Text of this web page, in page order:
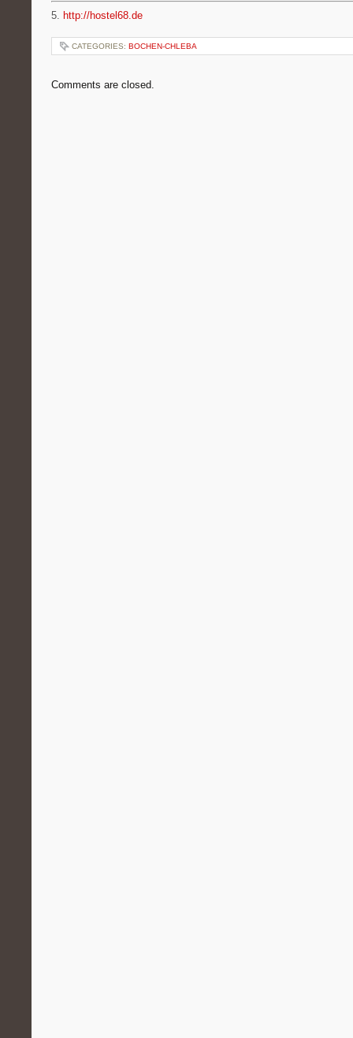
5. http://hostel68.de
CATEGORIES: BOCHEN-CHLEBA
Comments are closed.